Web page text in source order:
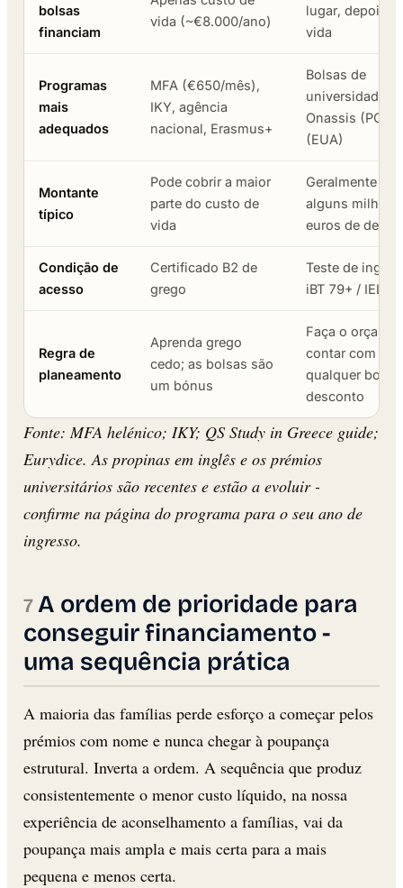
bolsas
financiam
vida (~€8.000/ano)
lugar, depois
vida
Programas
mais
adequados
MFA (€650/mês),
IKY, agência
nacional, Erasmus+
Bolsas de
universidade/
Onassis (PG),
(EUA)
Montante
típico
Pode cobrir a maior
parte do custo de
vida
Geralmente
alguns
euros de
Condição de
acesso
Certificado B2 de
grego
Teste de inglês
iBT 79+ /
Regra de
planeamento
Aprenda grego
cedo; as bolsas são
um bónus
Faça o
contar com
qualquer bolsa
desconto
Fonte: MFA helénico; IKY; QS Study in Greece guide;
Eurydice. As propinas em inglês e os prémios
universitários são recentes e estão a evoluir -
confirme na página do programa para o seu ano de
ingresso.
A ordem de prioridade para
conseguir financiamento -
uma sequência prática
A maioria das famílias perde esforço a começar pelos
prémios com nome e nunca chegar à poupança
estrutural. Inverta a ordem. A sequência que produz
consistentemente o menor custo líquido, na nossa
experiência de aconselhamento a famílias, vai da
poupança mais ampla e mais certa para a mais
pequena e menos certa.